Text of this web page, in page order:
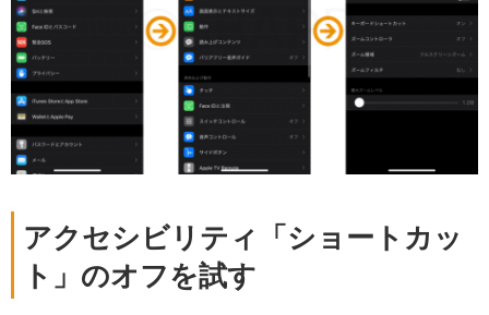
アクセシビリティ「ショートカッ
ト」のオフを試す